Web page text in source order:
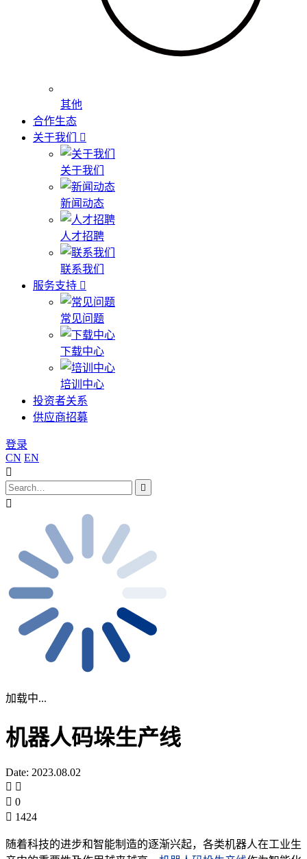
其他
合作生态
关于我们
关于我们
新闻动态
人才招聘
联系我们
服务支持
常见问题
下载中心
培训中心
投资者关系
供应商招募
登录
CN EN
加载中...
机器人码垛生产线
Date: 2023.08.02
0
1424
随着科技的进步和智能制造的逐渐兴起，各类机器人在工业生